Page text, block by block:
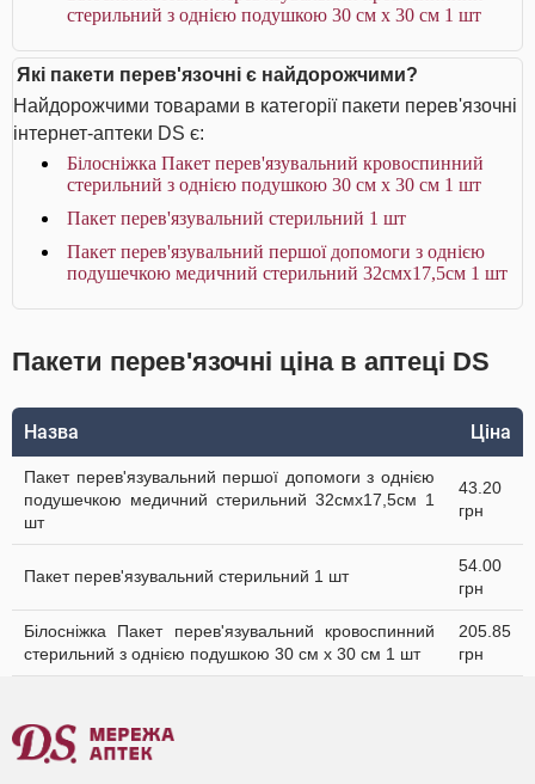
стерильний з однією подушкою 30 см х 30 см 1 шт
Які пакети перев'язочні є найдорожчими?
Найдорожчими товарами в категорії пакети перев'язочні
інтернет-аптеки DS є:
Білосніжка Пакет перев'язувальний кровоспинний
стерильний з однією подушкою 30 см х 30 см 1 шт
Пакет перев'язувальний стерильний 1 шт
Пакет перев'язувальний першої допомоги з однією
подушечкою медичний стерильний 32смх17,5см 1 шт
Пакети перев'язочні ціна в аптеці DS
Назва Ціна
Пакет перев'язувальний першої допомоги з однією
подушечкою медичний стерильний 32смх17,5см 1
шт
43.20
грн
Пакет перев'язувальний стерильний 1 шт
54.00
грн
Білосніжка Пакет перев'язувальний кровоспинний
стерильний з однією подушкою 30 см х 30 см 1 шт
205.85
грн